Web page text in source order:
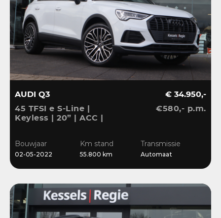
AUDI Q3
45 TFSI e S-Line |
Keyless | 20” | ACC |
€ 34.950,-
€580,- p.m.
Bouwjaar
02-05-2022
Km stand
55.800 km
Transmissie
Automaat